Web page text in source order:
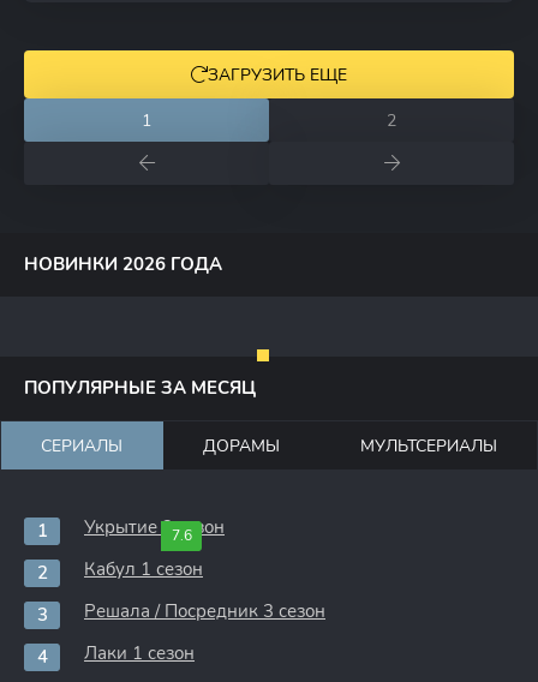
ЗАГРУЗИТЬ ЕЩЕ
1
2
НОВИНКИ 2026 ГОДА
ПОПУЛЯРНЫЕ ЗА МЕСЯЦ
СЕРИАЛЫ ДОРАМЫ МУЛЬТСЕРИАЛЫ
7.6
Укрытие 3 сезон
Кабул 1 сезон
Решала / Посредник 3 сезон
Лаки 1 сезон